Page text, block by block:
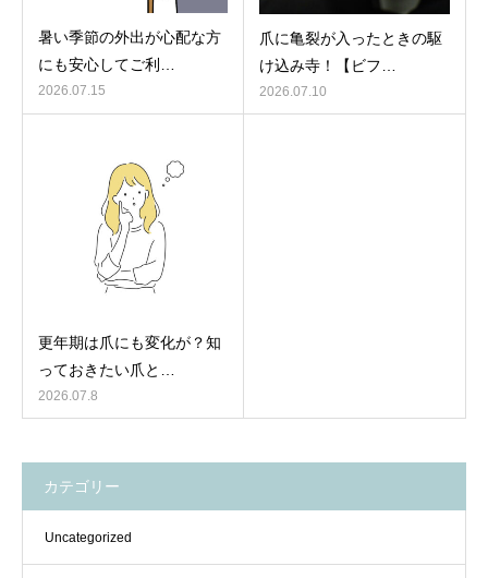
暑い季節の外出が心配な方
にも安心してご利…
2026.07.15
爪に亀裂が入ったときの駆
け込み寺！【ビフ…
2026.07.10
更年期は爪にも変化が？知
っておきたい爪と…
2026.07.8
カテゴリー
Uncategorized